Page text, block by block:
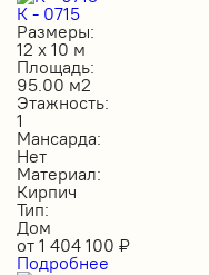
К - 0715
Размеры:
12 х 10 м
Площадь:
95.00 м2
Этажность:
1
Мансарда:
Нет
Материал:
Кирпич
Тип:
Дом
от 1 404 100 ₽
Подробнее